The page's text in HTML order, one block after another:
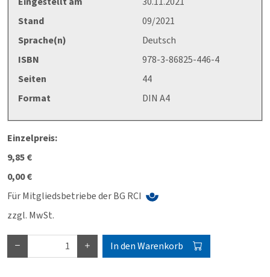
Stand
09/2021
Sprache(n)
Deutsch
ISBN
978-3-86825-446-4
Seiten
44
Format
DIN A4
Einzelpreis:
9,85 €
0,00 €
Für Mitgliedsbetriebe der BG RCI
zzgl. MwSt.
In den Warenkorb